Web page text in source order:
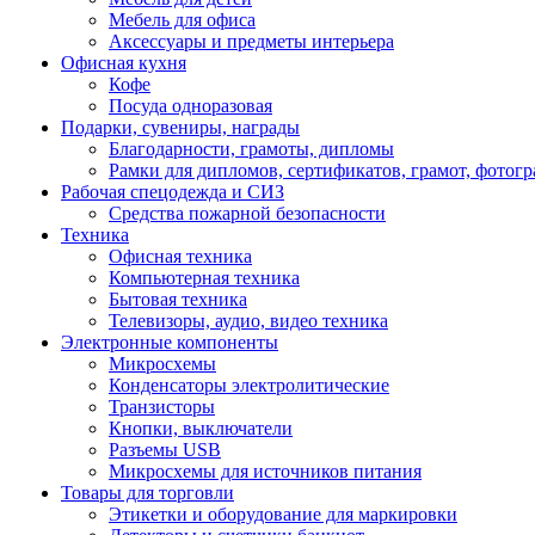
Мебель для офиса
Аксессуары и предметы интерьера
Офисная кухня
Кофе
Посуда одноразовая
Подарки, сувениры, награды
Благодарности, грамоты, дипломы
Рамки для дипломов, сертификатов, грамот,
Рабочая спецодежда и СИЗ
Средства пожарной безопасности
Техника
Офисная техника
Компьютерная техника
Бытовая техника
Телевизоры, аудио, видео техника
Электронные компоненты
Микросхемы
Конденсаторы электролитические
Транзисторы
Кнопки, выключатели
Разъемы USB
Микросхемы для источников питания
Товары для торговли
Этикетки и оборудование для маркировки